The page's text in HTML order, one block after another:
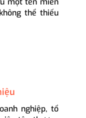
thể thiếu
nghiệp, tổ